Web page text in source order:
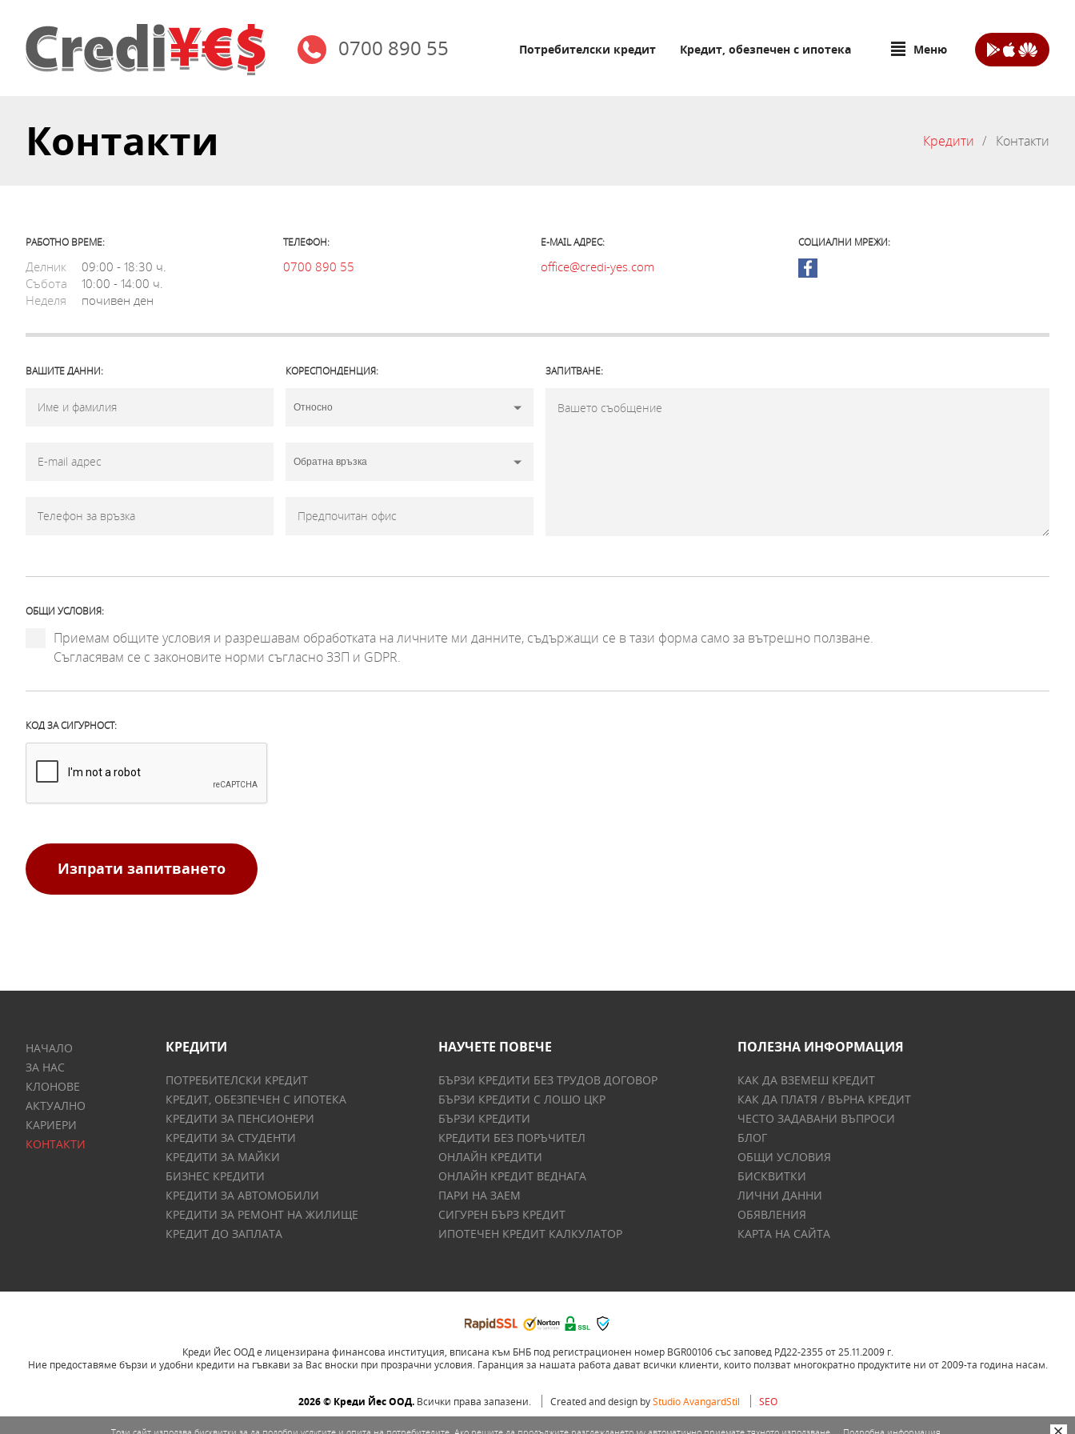
0700 890 55 Меню
Потребителски кредит Кредит, обезпечен с ипотека
Контакти Кредити Контакти
РАБОТНО ВРЕМЕ:
Делник
09:00 - 18:30 ч.
Събота
10:00 - 14:00 ч.
Неделя
почивен ден
ТЕЛЕФОН:
0700 890 55
E-MAIL АДРЕС:
office@credi-yes.com
СОЦИАЛНИ МРЕЖИ:
ВАШИТЕ ДАННИ: КОРЕСПОНДЕНЦИЯ: ЗАПИТВАНЕ:
ОБЩИ УСЛОВИЯ:
Приемам общите условия и разрешавам обработката на личните ми данните, съдържащи се в тази форма само за вътрешно ползване.
Съгласявам се с законовите норми съгласно ЗЗП и GDPR.
КОД ЗА СИГУРНОСТ:
Изпрати запитването
НАЧАЛО
ЗА НАС
КЛОНОВЕ
АКТУАЛНО
КАРИЕРИ
КОНТАКТИ
КРЕДИТИ
ПОТРЕБИТЕЛСКИ КРЕДИТ
КРЕДИТ, ОБЕЗПЕЧЕН С ИПОТЕКА
КРЕДИТИ ЗА ПЕНСИОНЕРИ
КРЕДИТИ ЗА СТУДЕНТИ
КРЕДИТИ ЗА МАЙКИ
БИЗНЕС КРЕДИТИ
КРЕДИТИ ЗА АВТОМОБИЛИ
КРЕДИТИ ЗА РЕМОНТ НА ЖИЛИЩЕ
КРЕДИТ ДО ЗАПЛАТА
НАУЧЕТЕ ПОВЕЧЕ
БЪРЗИ КРЕДИТИ БЕЗ ТРУДОВ ДОГОВОР
БЪРЗИ КРЕДИТИ С ЛОШО ЦКР
БЪРЗИ КРЕДИТИ
КРЕДИТИ БЕЗ ПОРЪЧИТЕЛ
ОНЛАЙН КРЕДИТИ
ОНЛАЙН КРЕДИТ ВЕДНАГА
ПАРИ НА ЗАЕМ
СИГУРЕН БЪРЗ КРЕДИТ
ИПОТЕЧЕН КРЕДИТ КАЛКУЛАТОР
ПОЛЕЗНА ИНФОРМАЦИЯ
КАК ДА ВЗЕМЕШ КРЕДИТ
КАК ДА ПЛАТЯ / ВЪРНА КРЕДИТ
ЧЕСТО ЗАДАВАНИ ВЪПРОСИ
БЛОГ
ОБЩИ УСЛОВИЯ
БИСКВИТКИ
ЛИЧНИ ДАННИ
ОБЯВЛЕНИЯ
КАРТА НА САЙТА
Креди Йес ООД е лицензирана финансова институция, вписана към БНБ под регистрационен номер BGR00106 със заповед РД22-2355 от 25.11.2009 г.
Ние предоставяме бързи и удобни кредити на гъвкави за Вас вноски при прозрачни условия. Гаранция за нашата работа дават всички клиенти, които ползват многократно продуктите ни от 2009-та година насам.
2026 © Креди Йес ООД. Всички права запазени. Created and design byStudio AvangardStil SEO